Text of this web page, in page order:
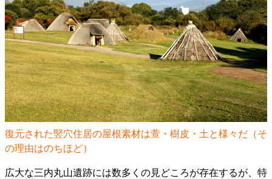
復元された竪穴住居の屋根素材は萱・樹皮・土と様々だ（そ
の理由はのちほど）
広大な三内丸山遺跡には数多くの見どころが存在するが、特